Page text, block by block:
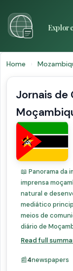
Home ›
Jornais de
📖 Panorama da
imprensa
natural e
mediático
meios de
diário de
Read full
📰4newspapers